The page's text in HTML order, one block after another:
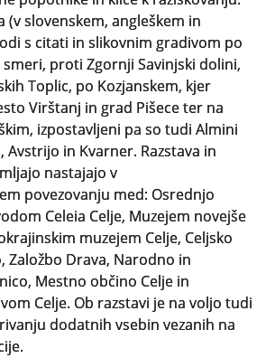
arhiv
(v slovenskem, angleškem in
s citati in slikovnim gradivom po
smeri, proti Zgornji Savinjski dolini,
Toplic, po Kozjanskem, kjer
Virštanj in grad Pišece ter na
izpostavljeni pa so tudi Almini
Avstrijo in Kvarner. Razstava in
nastajajo v
povezovanju med: Osrednjo
Celeia Celje, Muzejem novejše
muzejem Celje, Celjsko
Založbo Drava, Narodno in
Mestno občino Celje in
Celje. Ob razstavi je na voljo tudi
dodatnih vsebin vezanih na